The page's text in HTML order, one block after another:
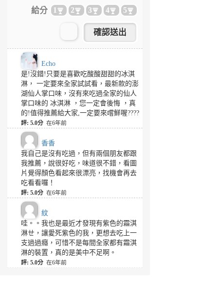
給分 1 2 3 4 5
Echo
是!沒錯!只要是喜歡吃酸酸甜甜的冰淇
淋， 一定要來全家試試看，最新款的澎
湖仙人掌口味，沒有來吃過全家的仙人
掌口味的 冰淇淋 ，您一定會後悔 ，真
的!值得推薦給大家,一定要來嚐鮮喔????
評: 5.0分 在6年前
香香
我自己是沒有吃過，但有兩個朋友都跟
我推薦，說很好吃，味道很不錯，看圖
片覺得顏色看起來很漂亮，找機會再去
吃看看囉！
評: 5.0分 在6年前
紋
哇。。我也是最近才發現有紫色的霜淇
淋ㄝ，讓愛死紫色的我，更想去吃上一
支過過癮，可惜不是每間全家都有霜淇
淋的裝置，真的是美中不足啊。
評: 5.0分 在6年前